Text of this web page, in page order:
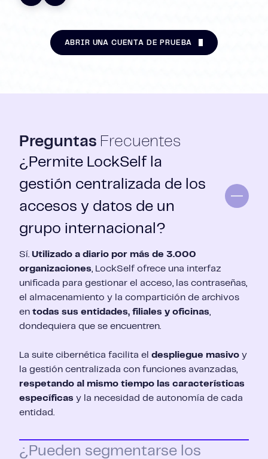
ABRIR UNA CUENTA DE PRUEBA
Preguntas Frecuentes
¿Permite LockSelf la
gestión centralizada de los
accesos y datos de un
grupo internacional?
Sí. Utilizado a diario por más de 3.000
organizaciones , LockSelf ofrece una interfaz
unificada para gestionar el acceso, las contraseñas,
el almacenamiento y la compartición de archivos
en todas sus entidades, filiales y oficinas
dondequiera que se encuentren.
La suite cibernética facilita el despliegue masivo y
la gestión centralizada con funciones avanzadas,
respetando al mismo tiempo las características
específicas y la necesidad de autonomía de cada
entidad.
¿Pueden segmentarse los